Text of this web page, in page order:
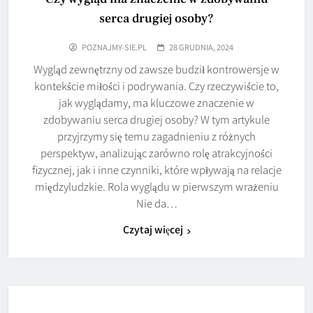
serca drugiej osoby?
POZNAJMY-SIE.PL 28 GRUDNIA, 2024
Wygląd zewnętrzny od zawsze budził kontrowersje w
kontekście miłości i podrywania. Czy rzeczywiście to,
jak wyglądamy, ma kluczowe znaczenie w
zdobywaniu serca drugiej osoby? W tym artykule
przyjrzymy się temu zagadnieniu z różnych
perspektyw, analizując zarówno rolę atrakcyjności
fizycznej, jak i inne czynniki, które wpływają na relacje
międzyludzkie. Rola wyglądu w pierwszym wrażeniu
Nie da…
Czytaj więcej